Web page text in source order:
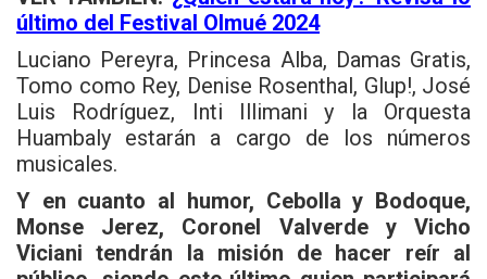
último del Festival Olmué 2024
Luciano Pereyra, Princesa Alba, Damas Gratis,
Tomo como Rey, Denise Rosenthal, Glup!, José
Luis Rodríguez, Inti Illimani y la Orquesta
Huambaly estarán a cargo de los números
musicales.
Y en cuanto al humor, Cebolla y Bodoque,
Monse Jerez, Coronel Valverde y Vicho
Viciani tendrán la misión de hacer reír al